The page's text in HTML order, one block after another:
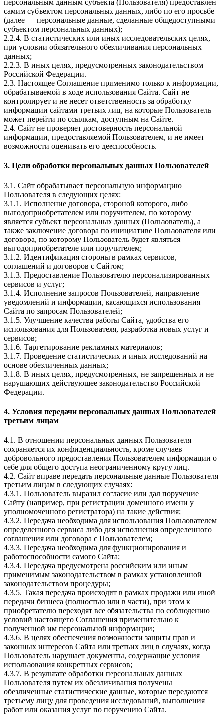
персональным данным субъекта (Пользователя) предоставлен
самим субъектом персональных данных, либо по его просьбе
(далее — персональные данные, сделанные общедоступными
субъектом персональных данных);
2.2.4. В статистических или иных исследовательских целях,
при условии обязательного обезличивания персональных
данных;
2.2.3. В иных целях, предусмотренных законодательством
Российской Федерации.
2.3. Настоящее Соглашение применимо только к информации,
обрабатываемой в ходе использования Сайта. Сайт не
контролирует и не несет ответственность за обработку
информации сайтами третьих лиц, на которые Пользователь
может перейти по ссылкам, доступным на Сайте.
2.4. Сайт не проверяет достоверность персональной
информации, предоставляемой Пользователем, и не имеет
возможности оценивать его дееспособность.
3. Цели обработки персональных данных Пользователей
3.1. Сайт обрабатывает персональную информацию
Пользователя в следующих целях:
3.1.1. Исполнение договора, стороной которого, либо
выгодоприобретателем или поручителем, по которому
является субъект персональных данных (Пользователь), а
также заключение договора по инициативе Пользователя или
договора, по которому Пользователь будет являться
выгодоприобретателе или поручителем;
3.1.2. Идентификация стороны в рамках сервисов,
соглашений и договоров с Сайтом;
3.1.3. Предоставление Пользователю персонализированных
сервисов и услуг;
3.1.4. Исполнение запросов Пользователей, направление
уведомлений и информации, касающихся использования
Сайта по запросам Пользователей;
3.1.5. Улучшение качества работы Сайта, удобства его
использования для Пользователя, разработка новых услуг и
сервисов;
3.1.6. Таргетирование рекламных материалов;
3.1.7. Проведение статистических и иных исследований на
основе обезличенных данных;
3.1.8. В иных целях, предусмотренных, не запрещенных и не
нарушающих действующее законодательство Российской
Федерации.
4. Условия передачи персональных данных Пользователей
третьим лицам
4.1. В отношении персональных данных Пользователя
сохраняется их конфиденциальность, кроме случаев
добровольного предоставления Пользователем информации о
себе для общего доступа неограниченному кругу лиц.
4.2. Сайт вправе передать персональные данные Пользователя
третьим лицам в следующих случаях:
4.3.1. Пользователь выразил согласие или дал поручение
Сайту (например, при регистрации доменного имени у
уполномоченного регистратора) на такие действия;
4.3.2. Передача необходима для использования Пользователем
определенного сервиса либо для исполнения определенного
соглашения или договора с Пользователем;
4.3.3. Передача необходима для функционирования и
работоспособности самого Сайта;
4.3.4. Передача предусмотрена российским или иным
применимым законодательством в рамках установленной
законодательством процедуры;
4.3.5. Такая передача происходит в рамках продажи или иной
передачи бизнеса (полностью или в части), при этом к
приобретателю переходят все обязательства по соблюдению
условий настоящего Соглашения применительно к
полученной им персональной информации;
4.3.6. В целях обеспечения возможности защиты прав и
законных интересов Сайта или третьих лиц в случаях, когда
Пользователь нарушает документы, содержащие условия
использования конкретных сервисов;
4.3.7. В результате обработки персональных данных
Пользователя путем их обезличивания получены
обезличенные статистические данные, которые передаются
третьему лицу для проведения исследований, выполнения
работ или оказания услуг по поручению Сайта.